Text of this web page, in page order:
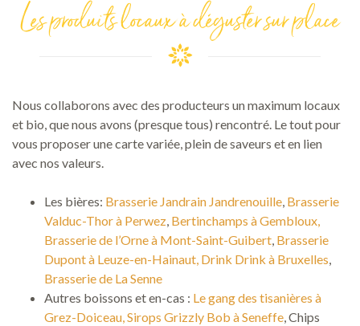
Les produits locaux à déguster sur place
Nous collaborons avec des producteurs un maximum locaux
et bio, que nous avons (presque tous) rencontré. Le tout pour
vous proposer une carte variée, plein de saveurs et en lien
avec nos valeurs.
Les bières: Brasserie Jandrain Jandrenouille, Brasserie
Valduc-Thor à Perwez, Bertinchamps à Gembloux,
Brasserie de l’Orne à Mont-Saint-Guibert, Brasserie
Dupont à Leuze-en-Hainaut, Drink Drink à Bruxelles,
Brasserie de La Senne
Autres boissons et en-cas : Le gang des tisanières à
Grez-Doiceau, Sirops Grizzly Bob à Seneffe, Chips